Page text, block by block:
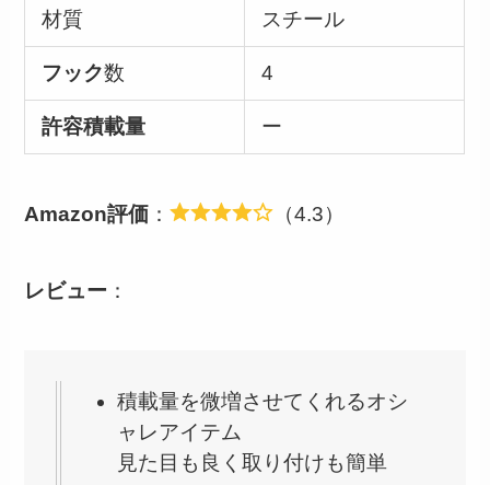
材質 スチール
フック数 4
許容積載量 ー
Amazon評価 ： （4.3）
レビュー ：
積載量を微増させてくれるオシ
ャレアイテム
見た目も良く取り付けも簡単